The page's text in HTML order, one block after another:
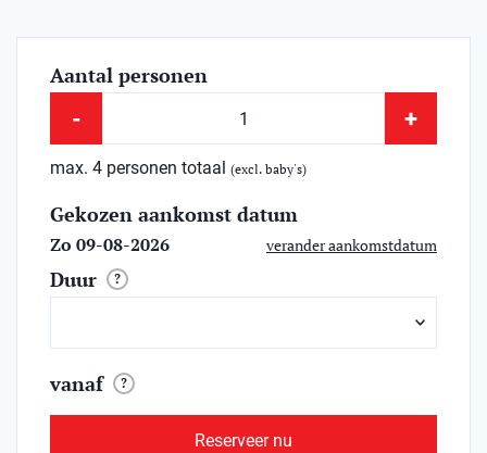
Aantal personen
- +
max. 4 personen totaal (excl. baby's)
Gekozen aankomst datum
Zo 09-08-2026 verander aankomstdatum
Duur ?
vanaf ?
Reserveer nu